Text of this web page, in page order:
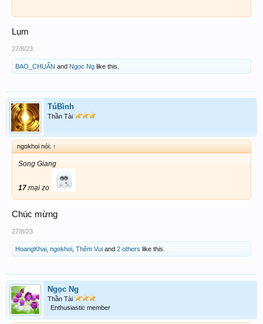
Lụm
27/8/23
BAO_CHUẨN and Ngọc Ng like this.
TúBình
Thần Tài
ngokhoi nói: ↑
Song Giang
17 mại zo
Chúc mừng
27/8/23
HoangKhai ngokhoi Thêm Vui and 2 others like this.
Ngọc Ng
Thần Tài
Enthusiastic member